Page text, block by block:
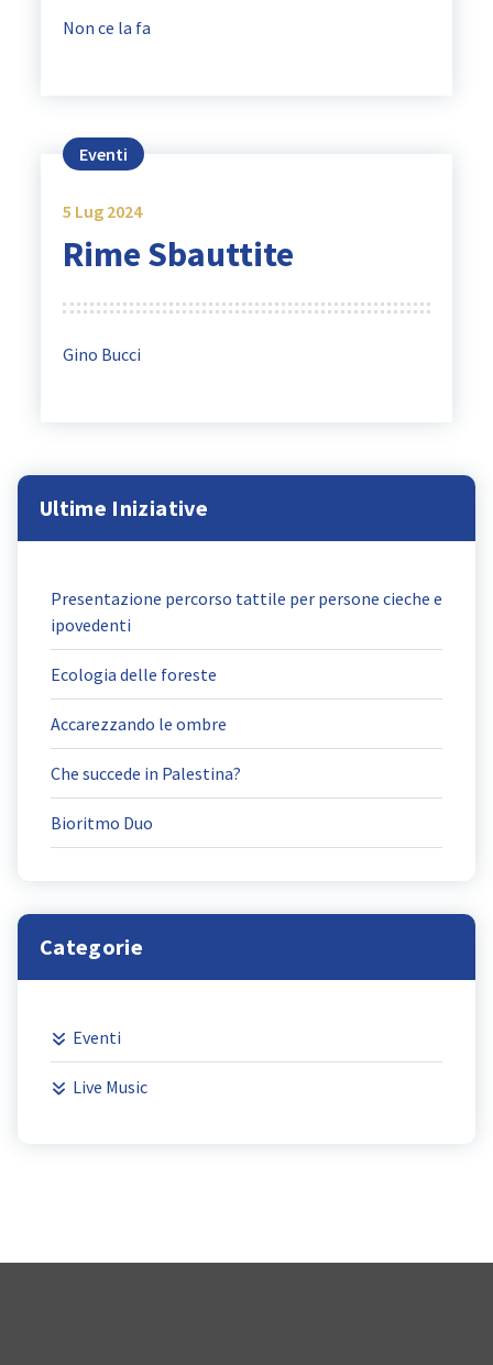
Non ce la fa
Eventi
5 Lug 2024
Rime Sbauttite
Gino Bucci
Ultime Iniziative
Presentazione percorso tattile per persone cieche e
ipovedenti
Ecologia delle foreste
Accarezzando le ombre
Che succede in Palestina?
Bioritmo Duo
Categorie
Eventi
Live Music